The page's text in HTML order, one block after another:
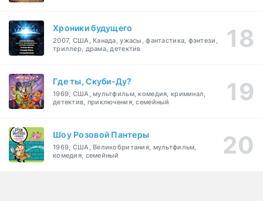
Хроники будущего
2007, США, Канада, ужасы, фантастика, фэнтези,
триллер, драма, детектив
Где ты, Скуби-Ду?
1969, США, мультфильм, комедия, криминал,
детектив, приключения, семейный
Шоу Розовой Пантеры
1969, США, Великобритания, мультфильм,
комедия, семейный